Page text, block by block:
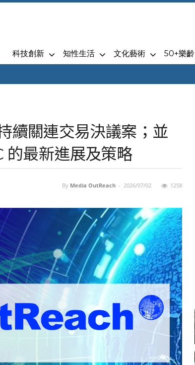
科技創新 知性生活 文化藝術 50+樂齡
續關連交易決議案；並
的最新進展及策略
By Media OutReach - 2026/07/02 1258